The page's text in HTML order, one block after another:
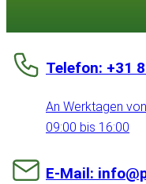
Telefon: +31
An Werktagen von
09:00 bis 16:00
E-Mail: